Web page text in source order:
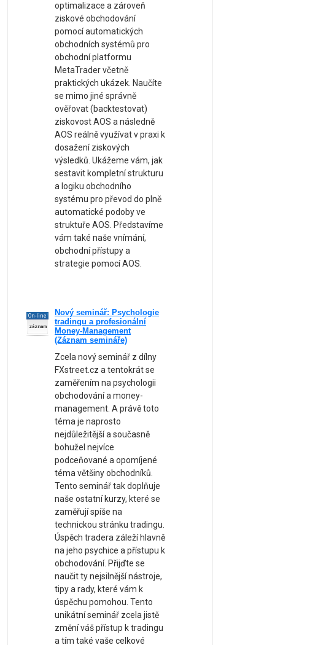
optimalizace a zároveň
ziskové obchodování
pomocí automatických
obchodních systémů pro
obchodní platformu
MetaTrader včetně
praktických ukázek. Naučíte
se mimo jiné správně
ověřovat (backtestovat)
ziskovost AOS a následně
AOS reálně využívat v praxi k
dosažení ziskových
výsledků. Ukážeme vám, jak
sestavit kompletní strukturu
a logiku obchodního
systému pro převod do plně
automatické podoby ve
struktuře AOS. Představíme
vám také naše vnímání,
obchodní přístupy a
strategie pomocí AOS.
On-line
záznam
Nový seminář: Psychologie
tradingu a profesionální
Money-Management
(Záznam semináře)
Zcela nový seminář z dílny
FXstreet.cz a tentokrát se
zaměřením na psychologii
obchodování a money-
management. A právě toto
téma je naprosto
nejdůležitější a současně
bohužel nejvíce
podceňované a opomíjené
téma většiny obchodníků.
Tento seminář tak doplňuje
naše ostatní kurzy, které se
zaměřují spíše na
technickou stránku tradingu.
Úspěch tradera záleží hlavně
na jeho psychice a přístupu k
obchodování. Přijďte se
naučit ty nejsilnější nástroje,
tipy a rady, které vám k
úspěchu pomohou. Tento
unikátní seminář zcela jistě
změní váš přístup k tradingu
a tím také vaše celkové